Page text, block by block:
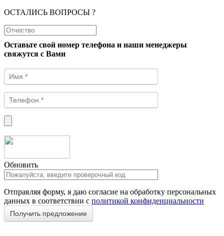
ОСТАЛИСЬ ВОПРОСЫ ?
Оставьте свой номер телефона и наши менеджеры
свяжутся с Вами
Обновить
Отправляя форму, я даю согласие на обработку персональных
данных в соответствии с политикой конфиденциальности